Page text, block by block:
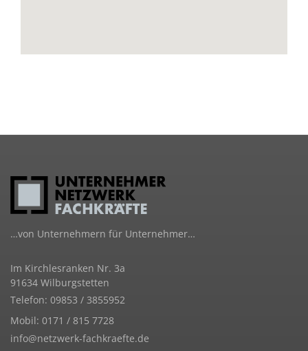
…von Unternehmern für Unternehmer…
Im Kirchlesranken Nr. 3a
91634 Wilburgstetten
Telefon: 09853 / 3855952
Mobil: 0171 / 815 7728
info@netzwerk-fachkraefte.de